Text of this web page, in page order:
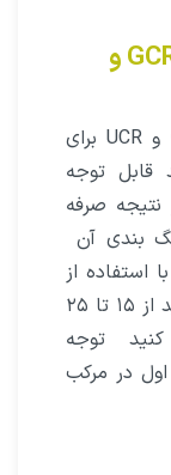
تفاوت مصرف مرکب در روش GCR و
تفاوت میزان مرکب مصرفی در GCR و UCR برای
قابل توجه
نتیجه صرفه
بندی آن
استفاده از
میتوانید از ۱۵ تا ۲۵
توجه
در مرکب